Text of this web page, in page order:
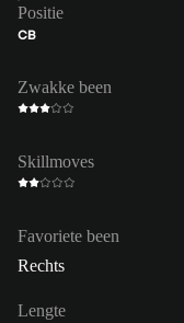
Positie
CB
Zwakke been
Skillmoves
Favoriete been
Rechts
Lengte